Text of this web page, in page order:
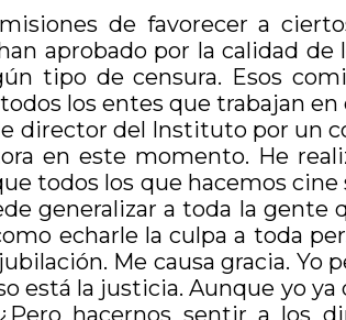
de favorecer a
aprobado por la calidad
tipo de censura. Esos
los entes que trabajan en
director del Instituto por un
en este momento. He
todos los que hacemos
generalizar a toda la
echarle la culpa a toda
Me causa gracia.
está la justicia. Aunque yo
hacernos sentir a los